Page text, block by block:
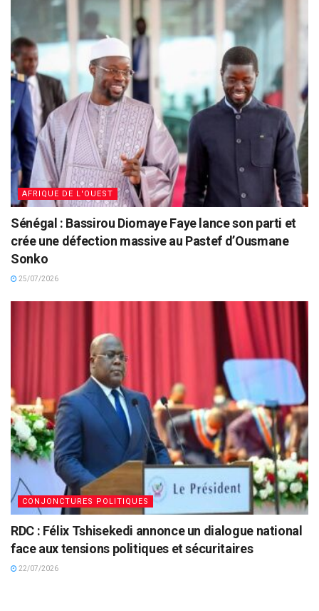
AFRIQUE DE L'OUEST
Sénégal : Bassirou Diomaye Faye lance son parti et
crée une défection massive au Pastef d’Ousmane
Sonko
25/07/2026
CONJONCTURES POLITIQUES
RDC : Félix Tshisekedi annonce un dialogue national
face aux tensions politiques et sécuritaires
22/07/2026